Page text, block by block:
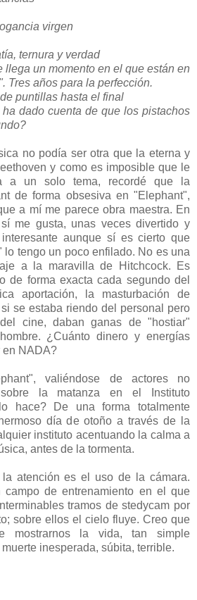
virgen
ternura y verdad
llega un momento en el que están en
Tres años para la perfección.
puntillas hasta el final
dado cuenta de que los pistachos
no podía ser otra que la eterna y
y como es imposible que le
a un solo tema, recordé que la
de forma obsesiva en "Elephant",
a mí me parece obra maestra. En
me gusta, unas veces divertido y
aunque sí es cierto que
lo tengo un poco enfilado. No es una
a la maravilla de Hitchcock. Es
de forma exacta cada segundo del
aportación, la masturbación de
se estaba riendo del personal pero
cine, daban ganas de "hostiar"
¿Cuánto dinero y energías
en NADA?
valiéndose de actores no
sobre la matanza en el Instituto
hace? De una forma totalmente
día de otoño a través de la
instituto acentuando la calma a
antes de la tormenta.
atención es el uso de la cámara.
de entrenamiento en el que
tramos de stedycam por
sobre ellos el cielo fluye. Creo que
mostrarnos la vida, tan simple
inesperada, súbita, terrible.